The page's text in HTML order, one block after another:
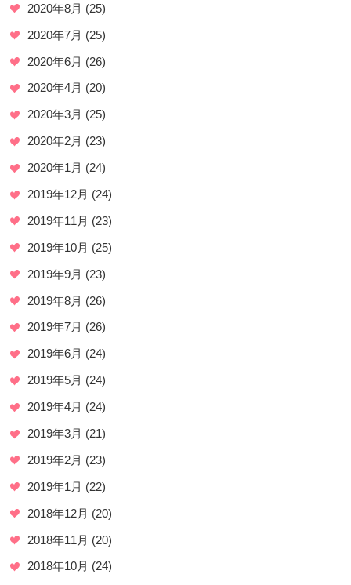
2020年8月 (25)
2020年7月 (25)
2020年6月 (26)
2020年4月 (20)
2020年3月 (25)
2020年2月 (23)
2020年1月 (24)
2019年12月 (24)
2019年11月 (23)
2019年10月 (25)
2019年9月 (23)
2019年8月 (26)
2019年7月 (26)
2019年6月 (24)
2019年5月 (24)
2019年4月 (24)
2019年3月 (21)
2019年2月 (23)
2019年1月 (22)
2018年12月 (20)
2018年11月 (20)
2018年10月 (24)